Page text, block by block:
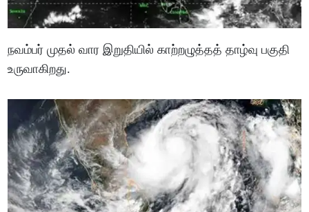
நவம்பர் முதல் வார இறுதியில் காற்றழுத்தத் தாழ்வு பகுதி
உருவாகிறது.